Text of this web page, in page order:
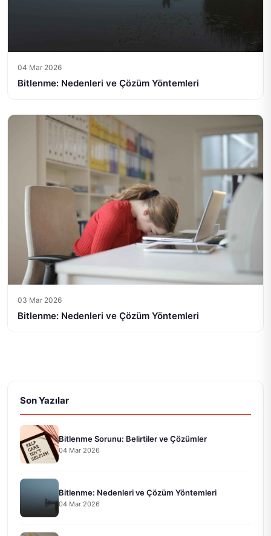
04 Mar 2026
Bitlenme: Nedenleri ve Çözüm Yöntemleri
03 Mar 2026
Bitlenme: Nedenleri ve Çözüm Yöntemleri
Son Yazılar
Bitlenme Sorunu: Belirtiler ve Çözümler
04 Mar 2026
Bitlenme: Nedenleri ve Çözüm Yöntemleri
04 Mar 2026